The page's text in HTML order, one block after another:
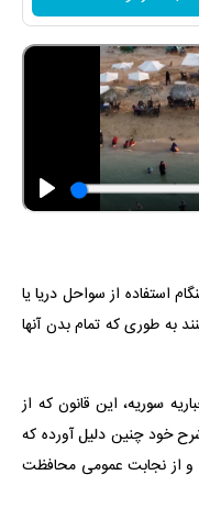
استفاده از سواحل دریا یا
به طوری که تمام بدن آنها
سوریه، این قانون که از
خود چنین دلیل آورده که
و از نجابت عمومی محافظت